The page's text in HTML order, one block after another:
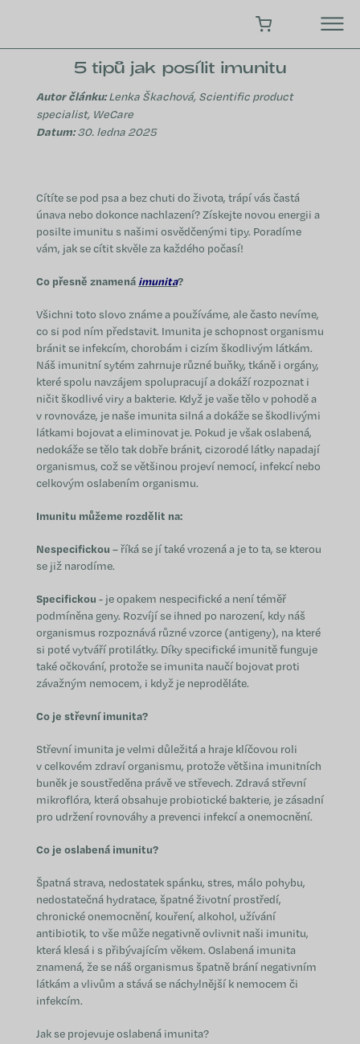
obsah
NÁKUPNÍ KOŠÍK
5 tipů jak posílit imunitu
Autor článku:Lenka Škachová, Scientific product
specialist, WeCare
Datum:30. ledna 2025
Cítíte se pod psa a bez chuti do života, trápí vás častá
únava nebo dokonce nachlazení? Získejte novou energii a
posilte imunitu s našimi osvědčenými tipy. Poradíme
vám, jak se cítit skvěle za každého počasí!
Co přesně znamená imunita?
Všichni toto slovo známe a používáme, ale často nevíme,
co si pod ním představit. Imunita je schopnost organismu
bránit se infekcím, chorobám i cizím škodlivým látkám.
Náš imunitní sytém zahrnuje různé buňky, tkáně i orgány,
které spolu navzájem spolupracují a dokáží rozpoznat i
ničit škodlivé viry a bakterie. Když je vaše tělo v pohodě a
v rovnováze, je naše imunita silná a dokáže se škodlivými
látkami bojovat a eliminovat je. Pokud je však oslabená,
nedokáže se tělo tak dobře bránit, cizorodé látky napadají
organismus, což se většinou projeví nemocí, infekcí nebo
celkovým oslabením organismu.
Imunitu můžeme rozdělit na:
Nespecifickou – říká se jí také vrozená a je to ta, se kterou
se již narodíme.
Specifickou - je opakem nespecifické a není téměř
podmíněna geny. Rozvíjí se ihned po narození, kdy náš
organismus rozpoznává různé vzorce (antigeny), na které
si poté vytváří protilátky. Díky specifické imunitě funguje
také očkování, protože se imunita naučí bojovat proti
závažným nemocem, i když je neproděláte.
Co je střevní imunita?
Střevní imunita je velmi důležitá a hraje klíčovou roli
v celkovém zdraví organismu, protože většina imunitních
buněk je soustředěna právě ve střevech. Zdravá střevní
mikroflóra, která obsahuje probiotické bakterie, je zásadní
pro udržení rovnováhy a prevenci infekcí a onemocnění.
Co je oslabená imunitu?
Špatná strava, nedostatek spánku, stres, málo pohybu,
nedostatečná hydratace, špatné životní prostředí,
chronické onemocnění, kouření, alkohol, užívání
antibiotik, to vše může negativně ovlivnit naši imunitu,
která klesá i s přibývajícím věkem. Oslabená imunita
znamená, že se náš organismus špatně brání negativním
látkám a vlivům a stává se náchylnější k nemocem či
infekcím.
Jak se projevuje oslabená imunita?